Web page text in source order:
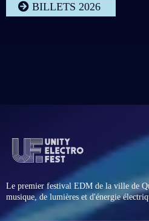
BILLETS 2026
Le premier festival EDM de la ville de
musique, de lumières et d'énergie